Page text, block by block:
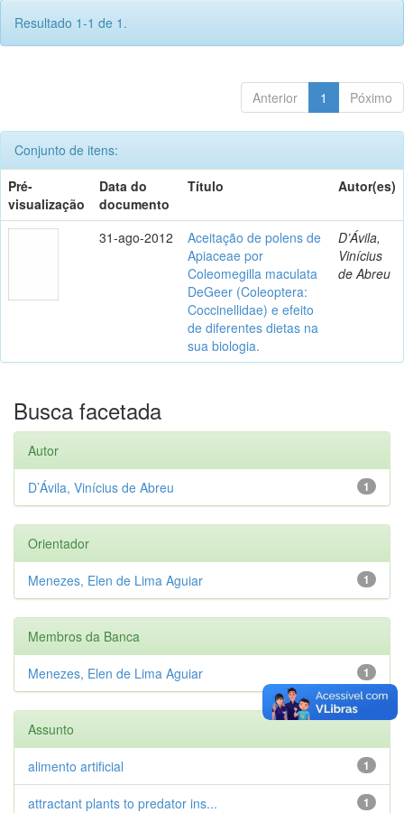
Resultado 1-1 de 1.
Anterior 1 Póximo
Conjunto de itens:
Pré-
visualização
Data do
documento
Título Autor(es)
31-ago-2012
Aceitação de polens de
Apiaceae por
Coleomegilla maculata
DeGeer (Coleoptera:
Coccinellidae) e efeito
de diferentes dietas na
sua biologia.
D’Ávila,
Vinícius
de Abreu
Busca facetada
Autor
1
D’Ávila, Vinícius de Abreu
Orientador
1
Menezes, Elen de Lima Aguiar
Membros da Banca
1
Menezes, Elen de Lima Aguiar
Assunto
1
alimento artificial
1
attractant plants to predator ins...